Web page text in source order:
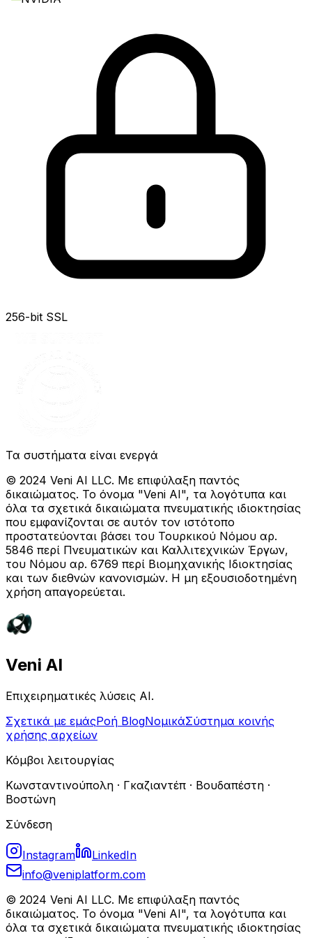
256-bit SSL
Τα συστήματα είναι ενεργά
© 2024 Veni AI LLC. Με επιφύλαξη παντός
δικαιώματος. Το όνομα "Veni AI", τα λογότυπα και
όλα τα σχετικά δικαιώματα πνευματικής ιδιοκτησίας
που εμφανίζονται σε αυτόν τον ιστότοπο
προστατεύονται βάσει του Τουρκικού Νόμου αρ.
5846 περί Πνευματικών και Καλλιτεχνικών Έργων,
του Νόμου αρ. 6769 περί Βιομηχανικής Ιδιοκτησίας
και των διεθνών κανονισμών. Η μη εξουσιοδοτημένη
χρήση απαγορεύεται.
Veni AI
Επιχειρηματικές λύσεις AI.
Σχετικά με εμάςΡοή BlogΝομικάΣύστημα κοινής
χρήσης αρχείων
Κόμβοι λειτουργίας
Κωνσταντινούπολη · Γκαζιαντέπ · Βουδαπέστη ·
Βοστώνη
Σύνδεση
Instagram
LinkedIn
info@veniplatform.com
© 2024 Veni AI LLC. Με επιφύλαξη παντός
δικαιώματος. Το όνομα "Veni AI", τα λογότυπα και
όλα τα σχετικά δικαιώματα πνευματικής ιδιοκτησίας